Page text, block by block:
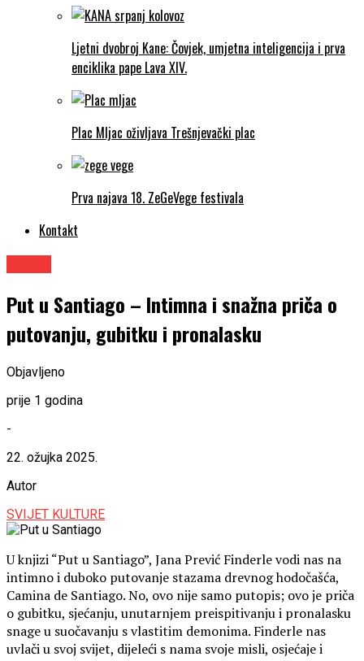
Ljetni dvobroj Kane: Čovjek, umjetna inteligencija i prva
enciklika pape Lava XIV.
Plac Mljac oživljava Trešnjevački plac
Prva najava 18. ZeGeVege festivala
Kontakt
Put u Santiago – Intimna i snažna priča o
putovanju, gubitku i pronalasku
Objavljeno
prije 1 godina
-
22. ožujka 2025.
Autor
SVIJET KULTURE
U knjizi “Put u Santiago”, Jana Prević Finderle vodi nas na
intimno i duboko putovanje stazama drevnog hodočašća,
Camina de Santiago. No, ovo nije samo putopis; ovo je priča
o gubitku, sjećanju, unutarnjem preispitivanju i pronalasku
snage u suočavanju s vlastitim demonima. Finderle nas
uvlači u svoj svijet, dijeleći s nama svoje misli, osjećaje i